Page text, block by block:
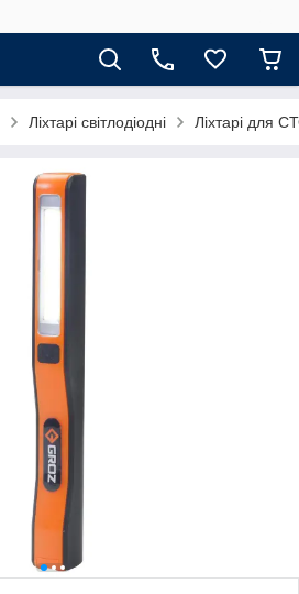
Ліхтарі світлодіодні Ліхтарі для